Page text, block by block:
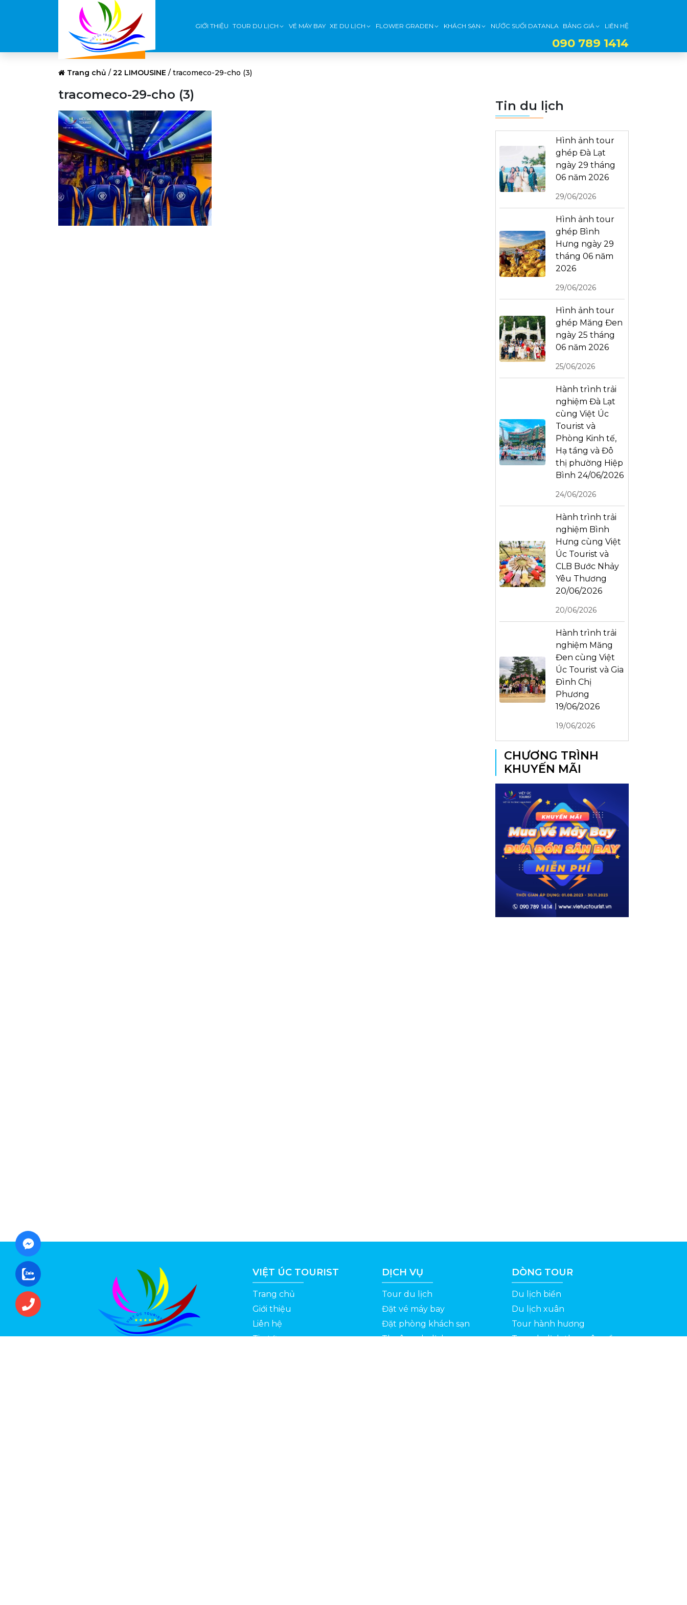
GIỚI THIỆU TOUR DU LỊCH VÉ MÁY BAY XE DU LỊCH FLOWER GRADEN KHÁCH SẠN NƯỚC SUỐI DATANLA BẢNG GIÁ LIÊN HỆ
090 789 1414
Trang chủ / 22 LIMOUSINE / tracomeco-29-cho (3)
tracomeco-29-cho (3)
Tin du lịch
Hình ảnh tour
ghép Đà Lạt
ngày 29 tháng
06 năm 2026
29/06/2026
Hình ảnh tour
ghép Bình
Hưng ngày 29
tháng 06 năm
2026
29/06/2026
Hình ảnh tour
ghép Măng Đen
ngày 25 tháng
06 năm 2026
25/06/2026
Hành trình trải
nghiệm Đà Lạt
cùng Việt Úc
Tourist và
Phòng Kinh tế,
Hạ tầng và Đô
thị phường Hiệp
Bình 24/06/2026
24/06/2026
Hành trình trải
nghiệm Bình
Hưng cùng Việt
Úc Tourist và
CLB Bước Nhảy
Yêu Thương
20/06/2026
20/06/2026
Hành trình trải
nghiệm Măng
Đen cùng Việt
Úc Tourist và Gia
Đình Chị
Phương
19/06/2026
19/06/2026
CHƯƠNG TRÌNH
KHUYẾN MÃI
VIỆT ÚC TOURIST
Trang chủ
Giới thiệu
Liên hệ
Tin tức
DỊCH VỤ
Tour du lịch
Đặt vé máy bay
Đặt phòng khách sạn
Thuê xe du lịch
DÒNG TOUR
Du lịch biển
Du lịch xuân
Tour hành hương
Tour du lịch theo yêu cầu